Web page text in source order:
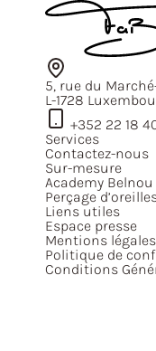
5, rue du
L-1728
+352 22 18
Services
Contactez-nous
Sur-mesure
Academy Belnou
Perçage
Liens utiles
Espace presse
Mentions légales
Politique de
Conditions